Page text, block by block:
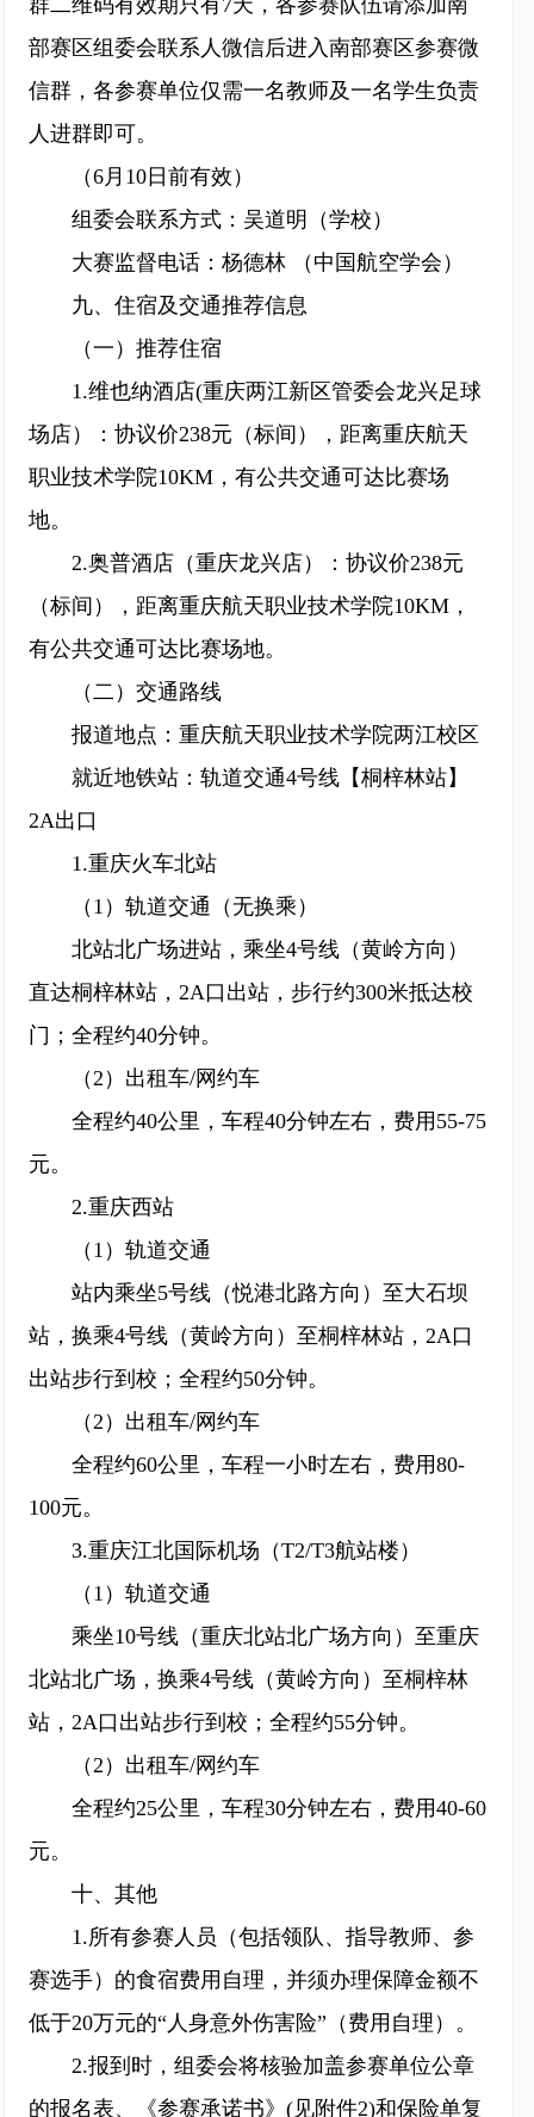
群二维码有效期只有7天，各参赛队伍请添加南
部赛区组委会联系人微信后进入南部赛区参赛微
信群，各参赛单位仅需一名教师及一名学生负责
人进群即可。
（6月10日前有效）
组委会联系方式：吴道明（学校）
大赛监督电话：杨德林 （中国航空学会）
九、住宿及交通推荐信息
（一）推荐住宿
1.维也纳酒店(重庆两江新区管委会龙兴足球
场店）：协议价238元（标间），距离重庆航天
职业技术学院10KM，有公共交通可达比赛场
地。
2.奥普酒店（重庆龙兴店）：协议价238元
（标间），距离重庆航天职业技术学院10KM，
有公共交通可达比赛场地。
（二）交通路线
报道地点：重庆航天职业技术学院两江校区
就近地铁站：轨道交通4号线【桐梓林站】
2A出口
1.重庆火车北站
（1）轨道交通（无换乘）
北站北广场进站，乘坐4号线（黄岭方向）
直达桐梓林站，2A口出站，步行约300米抵达校
门；全程约40分钟。
（2）出租车/网约车
全程约40公里，车程40分钟左右，费用55-75
元。
2.重庆西站
（1）轨道交通
站内乘坐5号线（悦港北路方向）至大石坝
站，换乘4号线（黄岭方向）至桐梓林站，2A口
出站步行到校；全程约50分钟。
（2）出租车/网约车
全程约60公里，车程一小时左右，费用80-
100元。
3.重庆江北国际机场（T2/T3航站楼）
（1）轨道交通
乘坐10号线（重庆北站北广场方向）至重庆
北站北广场，换乘4号线（黄岭方向）至桐梓林
站，2A口出站步行到校；全程约55分钟。
（2）出租车/网约车
全程约25公里，车程30分钟左右，费用40-60
元。
十、其他
1.所有参赛人员（包括领队、指导教师、参
赛选手）的食宿费用自理，并须办理保障金额不
低于20万元的“人身意外伤害险”（费用自理）。
2.报到时，组委会将核验加盖参赛单位公章
的报名表、《参赛承诺书》(见附件2)和保险单复